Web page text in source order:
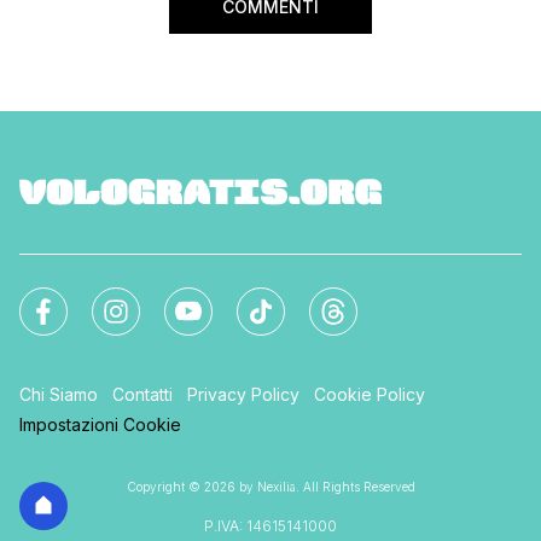
COMMENTI
Chi Siamo Contatti Privacy Policy
Cookie Policy
Impostazioni Cookie
Copyright © 2026 by Nexilia. All Rights Reserved
P.IVA: 14615141000